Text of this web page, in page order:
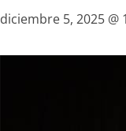
diciembre 5, 2025 @